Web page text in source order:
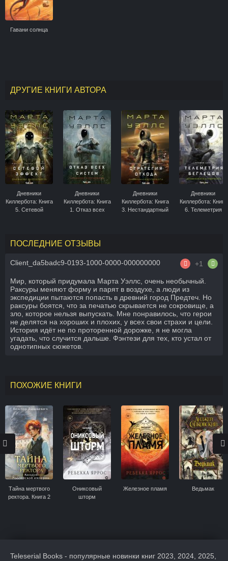
Гавани солнца
ДРУГИЕ КНИГИ АВТОРА
Дневники
Киллербота: Книга
5. Сетевой
Дневники
Киллербота: Книга
1. Отказ всех
Дневники
Киллербота: Книга
3. Нестандартный
Дневники
Киллербота: Книга
6. Телеметрия
ПОСЛЕДНИЕ ОТЗЫВЫ
Client_da5badc9-0193-1000-0000-000000000 +1
Мир, который придумала Марта Уэллс, очень необычный.
Раксуры меняют форму и парят в воздухе, а люди из
экспедиции пытаются попасть в древний город Предтеч. Но
раксуры боятся, что за печатью скрывается не сокровище, а
зло, которое нельзя выпускать. Мне понравилось, что герои
не делятся на хороших и плохих, у всех свои страхи и цели.
История идёт не по проторенной дорожке, я не могла
угадать, что случится дальше. Фэнтези для тех, кто устал от
однотипных сюжетов.
ПОХОЖИЕ КНИГИ
Тайна мертвого
ректора. Книга 2
Ониксовый
шторм
Железное пламя Ведьмак
Teleserial Books - популярные новинки книг 2023, 2024, 2025,